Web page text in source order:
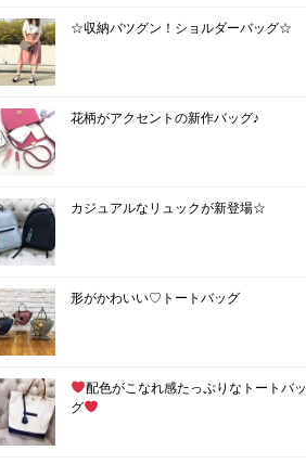
☆収納バツグン！ショルダーバッグ☆
花柄がアクセントの新作バッグ♪
カジュアルなリュックが新登場☆
形がかわいい♡トートバッグ
配色がこなれ感たっぷりなトートバッ
グ